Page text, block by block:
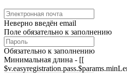
Неверно введён email
Поле обязательно к заполнению
Обязательно к заполнению
Минимальная длина - [[